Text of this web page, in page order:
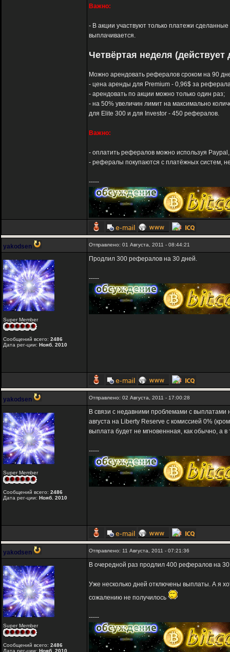
Важно:
- В акции участвуют только платежи
выплачивается.
Четвёртая неделя (действует
Можно арендовать рефералов сроком на 90
- цена аренды для Premium - 0,96$ за
- арендовать по акции можно только один раз;
- на 50% увеличин лимит на максимально
для Elite 300 и для Investor - 450 рефералов.
Важно:
- оплатить рефералов можно используя
- рефералы покупаются с платёжных систем,
-----
yakodsen Отправлено: 01 Августа, 2011 - 08:44:21
Super Member
Сообщений всего: 2486
Дата рег-ции: Нояб. 2010
Продлил 300 рефералов на 30 дней.
-----
yakodsen Отправлено: 02 Августа, 2011 - 17:00:28
Super Member
Сообщений всего: 2486
Дата рег-ции: Нояб. 2010
В связи с недавними проблемами с
августа на Liberty Reserve с комиссией 0%
выплата будет не мгновеннная, как обычно, а в
-----
yakodsen Отправлено: 11 Августа, 2011 - 07:21:36
Super Member
Сообщений всего: 2486
Дата рег-ции: Нояб. 2010
В очередной раз продлил 400 рефералов на
Уже несколько дней отключены выплаты. А я
сожалению не получилось
-----